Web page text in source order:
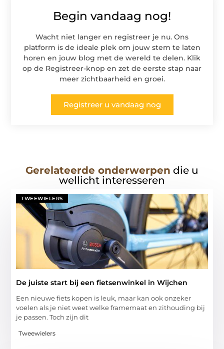
Begin vandaag nog!
Wacht niet langer en registreer je nu. Ons
platform is de ideale plek om jouw stem te laten
horen en jouw blog met de wereld te delen. Klik
op de Registreer-knop en zet de eerste stap naar
meer zichtbaarheid en groei.
Registreer u vandaag nog
Gerelateerde onderwerpen die u
wellicht interesseren
TWEEWIELERS
De juiste start bij een fietsenwinkel in Wijchen
Een nieuwe fiets kopen is leuk, maar kan ook onzeker
voelen als je niet weet welke framemaat en zithouding bij
je passen. Toch zijn dit
Tweewielers